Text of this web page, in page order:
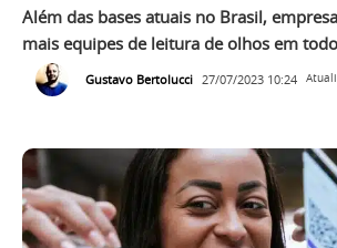
Além das bases atuais no Brasil,
mais equipes de leitura de olhos em
Gustavo Bertolucci 27/07/2023 10:24